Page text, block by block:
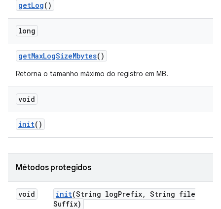
getLog()
long
getMaxLogSizeMbytes()
Retorna o tamanho máximo do registro em MB.
void
init()
Métodos protegidos
void init(String logPrefix, String file
Suffix)